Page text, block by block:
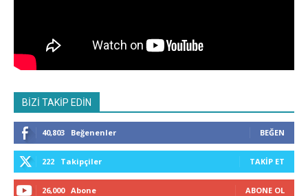
BİZİ TAKİP EDİN
40,803 Beğenenler BEĞEN
222 Takipçiler TAKIP ET
26,000 Abone ABONE OL